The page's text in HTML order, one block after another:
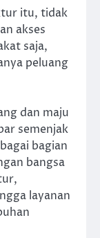
itu, tidak
akses
saja,
peluang
dan maju
semenjak
bagian
bangsa
layanan